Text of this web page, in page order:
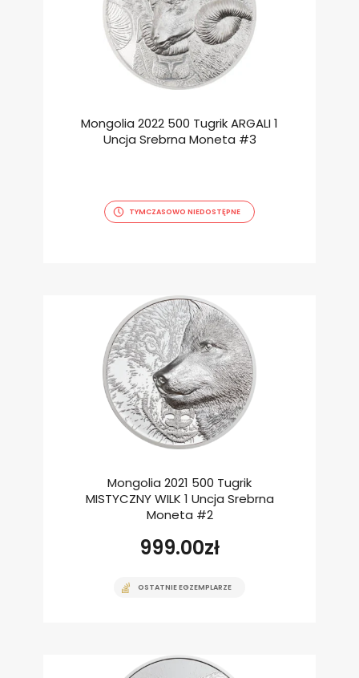
Mongolia 2022 500 Tugrik ARGALI 1
Uncja Srebrna Moneta #3
TYMCZASOWO NIEDOSTĘPNE
Mongolia 2021 500 Tugrik
MISTYCZNY WILK 1 Uncja Srebrna
Moneta #2
999.00zł
OSTATNIE EGZEMPLARZE